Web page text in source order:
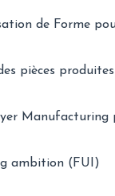
de Forme
pièces
Manufacturing
ambition (FUI)